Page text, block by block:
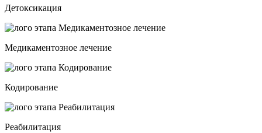
Детоксикация
Медикаментозное лечение
Кодирование
Реабилитация